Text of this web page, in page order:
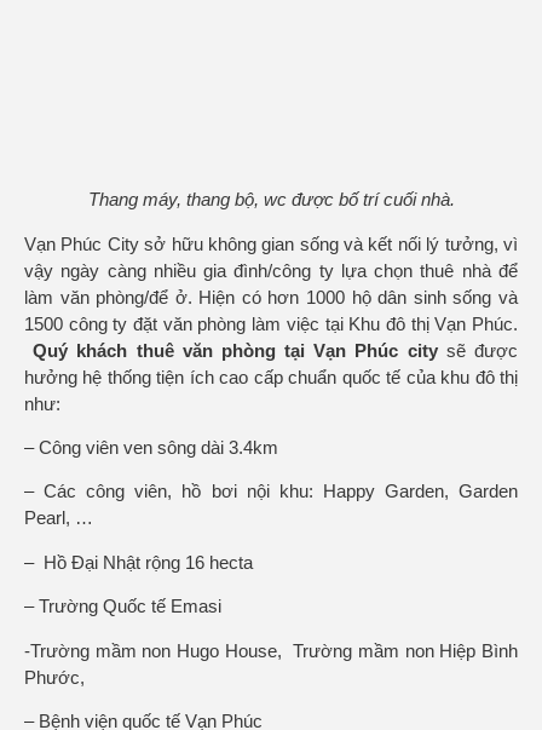
Thang máy, thang bộ, wc được bố trí cuối nhà.
Vạn Phúc City sở hữu không gian sống và kết nối lý tưởng, vì
vậy ngày càng nhiều gia đình/công ty lựa chọn thuê nhà để
làm văn phòng/để ở. Hiện có hơn 1000 hộ dân sinh sống và
1500 công ty đặt văn phòng làm việc tại Khu đô thị Vạn Phúc.
Quý khách thuê văn phòng tại Vạn Phúc citysẽ được
hưởng hệ thống tiện ích cao cấp chuẩn quốc tế của khu đô thị
như:
– Công viên ven sông dài 3.4km
– Các công viên, hồ bơi nội khu: Happy Garden, Garden
Pearl, …
– Hồ Đại Nhật rộng 16 hecta
– Trường Quốc tế Emasi
-Trường mầm non Hugo House, Trường mầm non Hiệp Bình
Phước,
– Bệnh viện quốc tế Vạn Phúc